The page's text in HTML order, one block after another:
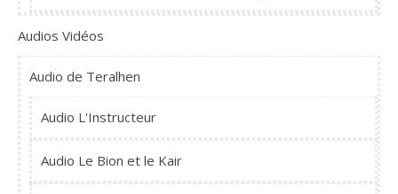
Audios Vidéos
Audio de Teralhen
Audio L'Instructeur
Audio Le Bion et le Kair